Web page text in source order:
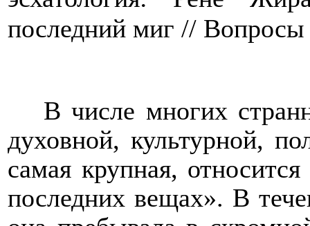
последний миг //
В числе многих
духовной, культурной,
самая крупная,
последних вещах». В